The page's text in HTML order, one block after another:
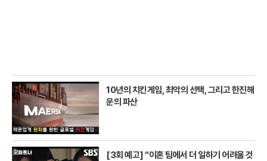
10년의 치킨게임, 최악의 선택, 그리고 한진해
운의 파산
[3회 예고] “이혼 팀에서 더 일하기 어려울 것